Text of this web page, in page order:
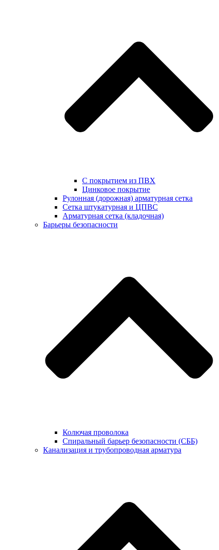
С покрытием из ПВХ
Цинковое покрытие
Рулонная (дорожная) арматурная сетка
Сетка штукатурная и ЦПВС
Арматурная сетка (кладочная)
Барьеры безопасности
Колючая проволока
Спиральный барьер безопасности (СББ)
Канализация и трубопроводная арматура